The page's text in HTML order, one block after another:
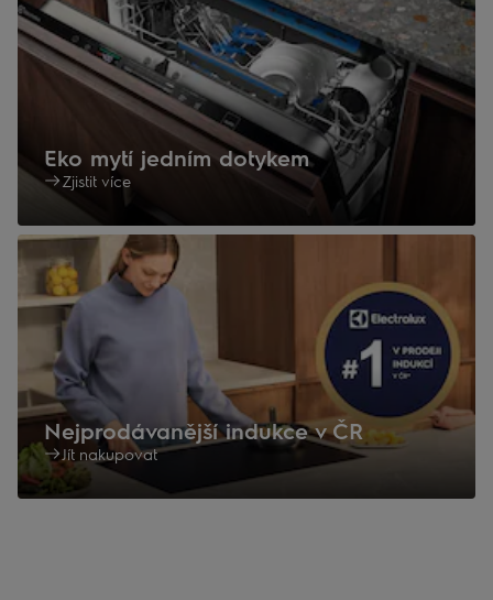
Eko mytí jedním dotykem
Zjistit více
Nejprodávanější indukce v ČR
Jít nakupovat